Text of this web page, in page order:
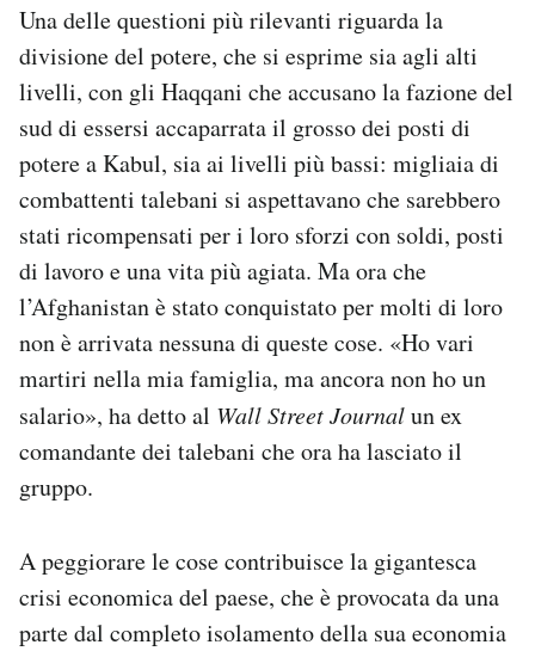
Una delle questioni più rilevanti riguarda la
divisione del potere, che si esprime sia agli alti
livelli, con gli Haqqani che accusano la fazione del
sud di essersi accaparrata il grosso dei posti di
potere a Kabul, sia ai livelli più bassi: migliaia di
combattenti talebani si aspettavano che sarebbero
stati ricompensati per i loro sforzi con soldi, posti
di lavoro e una vita più agiata. Ma ora che
l’Afghanistan è stato conquistato per molti di loro
non è arrivata nessuna di queste cose. «Ho vari
martiri nella mia famiglia, ma ancora non ho un
salario», ha detto al Wall Street Journalun ex
comandante dei talebani che ora ha lasciato il
gruppo.
A peggiorare le cose contribuisce la gigantesca
crisi economica del paese, che è provocata da una
parte dal completo isolamento della sua economia